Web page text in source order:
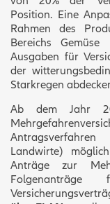
Position. Eine
Rahmen des
Bereichs
Ausgaben für
der
Starkregen
Ab dem Jahr
Landwirte)
Anträge zur